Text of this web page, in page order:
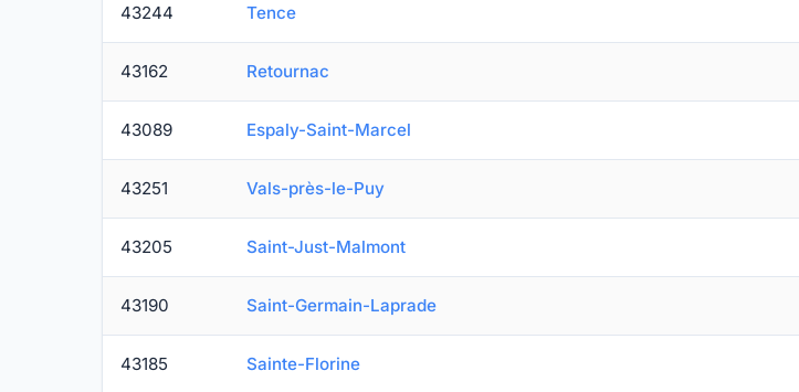
43244 Tence
43162 Retournac
43089 Espaly-Saint-Marcel
43251 Vals-près-le-Puy
43205 Saint-Just-Malmont
43190 Saint-Germain-Laprade
43185 Sainte-Florine